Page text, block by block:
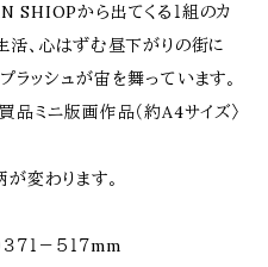
SHIOPから出てくる１組のカ
活、心はずむ昼下がりの街に
ラッシュが宙を舞っています。
ミニ版画作品（約A4サイズ〉
変わります。
７１－５１７mm